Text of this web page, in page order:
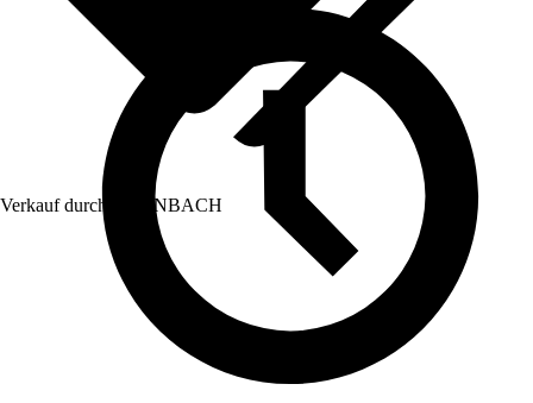
Verkauf durch: HORNBACH